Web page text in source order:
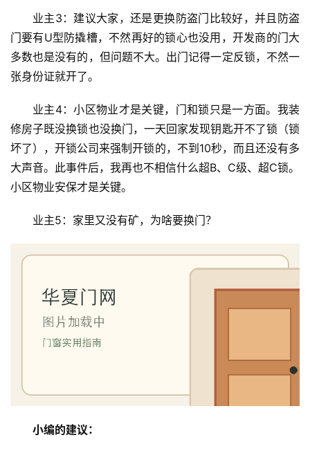
业主3：建议大家，还是更换防盗门比较好，并且防盗
门要有U型防撬槽，不然再好的锁心也没用，开发商的门大
多数也是没有的，但问题不大。出门记得一定反锁，不然一
张身份证就开了。
业主4：小区物业才是关键，门和锁只是一方面。我装
修房子既没换锁也没换门，一天回家发现钥匙开不了锁（锁
坏了），开锁公司来强制开锁的，不到10秒，而且还没有多
大声音。此事件后，我再也不相信什么超B、C级、超C锁。
小区物业安保才是关键。
业主5：家里又没有矿，为啥要换门？
小编的建议：